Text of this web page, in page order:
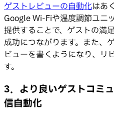
ゲストレビューの自動化はあ
Google Wi-Fiや温度調節ユニ
提供することで、ゲストの満
成功につながります。また、
ビューを書くようになり、リ
す。
3． より良いゲストコミ
信自動化